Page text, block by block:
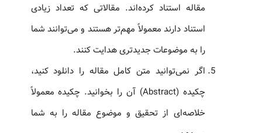
مقاله استناد کرده‌اند. مقالاتی که تعداد زیادی
استناد دارند معمولاً مهم‌تر هستند و می‌توانند شما
را به موضوعات جدیدتری هدایت کنند.
اگر نمی‌توانید متن کامل مقاله را دانلود کنید،
چکیده (Abstract) آن را بخوانید. چکیده معمولاً
خلاصه‌ای از تحقیق و موضوع مقاله را به شما